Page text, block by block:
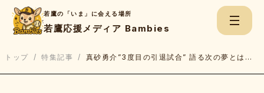
若鷹の「いま」に会える場所
若鷹応援メディア Bambies
トップ / 特集記事 / 真砂勇介”3度目の引退試合” 語る次の夢とは…